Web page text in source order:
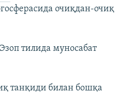
очиқдан-очиқ
тилида муносабат
танқиди билан бошқа